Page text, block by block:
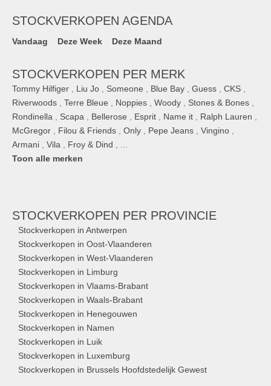
STOCKVERKOPEN AGENDA
Vandaag Deze Week Deze Maand
STOCKVERKOPEN PER MERK
Tommy Hilfiger Liu Jo Someone Blue Bay Guess CKS
Riverwoods
Terre Bleue Noppies Woody Stones & Bones
Rondinella
Scapa Bellerose Esprit Name it Ralph Lauren
McGregor
Filou & Friends Only Pepe Jeans Vingino
Armani
Vila Froy & Dind
Toon alle merken
STOCKVERKOPEN PER PROVINCIE
Stockverkopen in Antwerpen
Stockverkopen in Oost-Vlaanderen
Stockverkopen in West-Vlaanderen
Stockverkopen in Limburg
Stockverkopen in Vlaams-Brabant
Stockverkopen in Waals-Brabant
Stockverkopen in Henegouwen
Stockverkopen in Namen
Stockverkopen in Luik
Stockverkopen in Luxemburg
Stockverkopen in Brussels Hoofdstedelijk Gewest